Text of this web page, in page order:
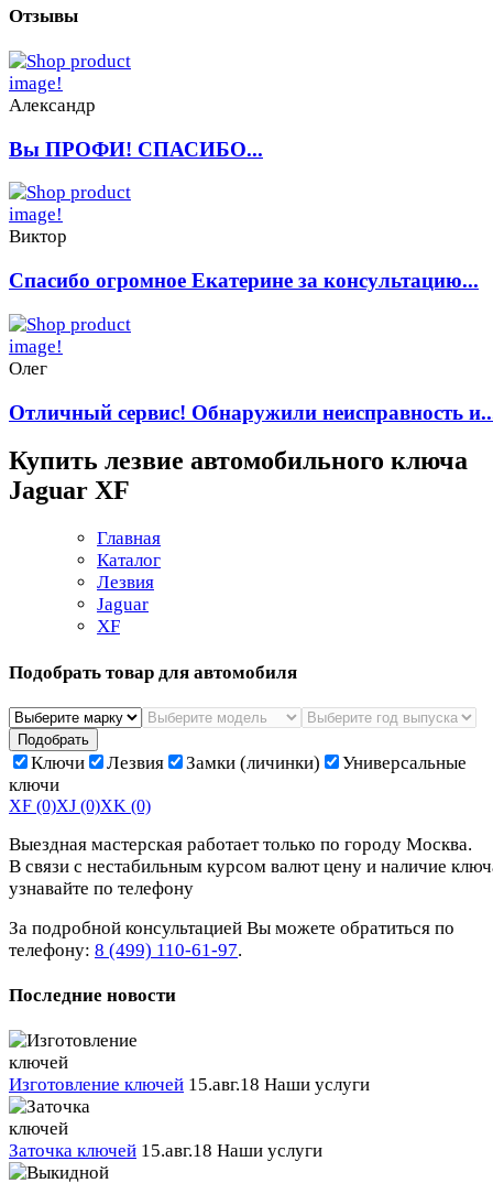
Отзывы
Александр
Вы ПРОФИ! СПАСИБО...
Виктор
Спасибо огромное Екатерине за консультацию...
Олег
Отличный сервис! Обнаружили неисправность
Купить лезвие автомобильного ключа
Jaguar XF
Главная
Каталог
Лезвия
Jaguar
XF
Подобрать товар для автомобиля
Подобрать
Ключи Лезвия Замки (личинки)
Универсальные
ключи
XF (0)XJ (0)XK (0)
Выездная мастерская работает только по городу Москва.
В связи с нестабильным курсом валют цену и наличие
узнавайте по телефону
За подробной консультацией Вы можете обратиться по
телефону: 8 (499) 110-61-97.
Последние новости
Изготовление ключей 15.авг.18 Наши услуги
Заточка ключей 15.авг.18 Наши услуги